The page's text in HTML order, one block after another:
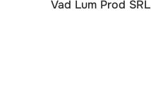
Vad Lum Prod SRL